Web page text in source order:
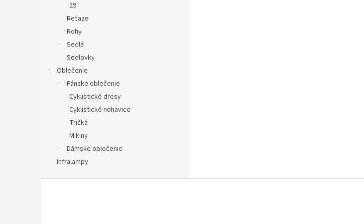
29"
Reťaze
Rohy
Sedlá
Sedlovky
Oblečenie
Pánske oblečenie
Cyklistické dresy
Cyklistické nohavice
Tričká
Mikiny
Dámske oblečenie
Infralampy